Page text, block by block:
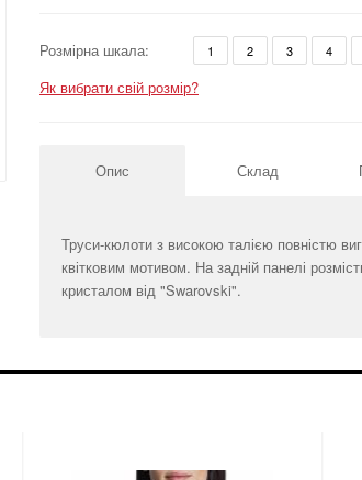
Розмірна шкала: 1 2 3 4
Як вибрати свій розмір?
Опис Склад
Труси-кюлоти з високою талією повністю
квітковим мотивом. На задній панелі
кристалом від "Swarovski".